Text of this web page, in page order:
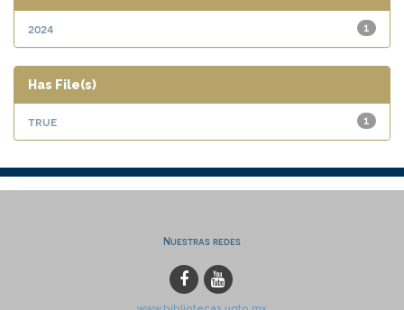
1
2024
Has File(s)
1
true
Nuestras redes